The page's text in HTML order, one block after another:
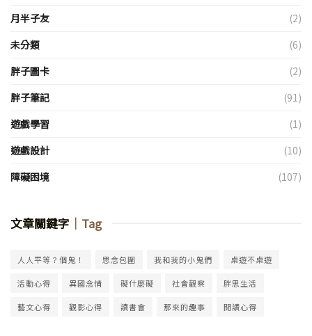
月半子友
(2)
未分類
(6)
胖子圖卡
(2)
胖子筆記
(91)
遊戲學習
(1)
遊戲設計
(10)
障礙困境
(107)
文章關鍵字 ｜Tag
人人平等？個鬼！ 思念包圍 我和我的小鬼們 桌遊不桌遊
活動心得 異國念情 礙什麼礙 社會觀察 胖思生活
藝文心得 觀影心得 讀書會 那來的趣事 閱讀心得